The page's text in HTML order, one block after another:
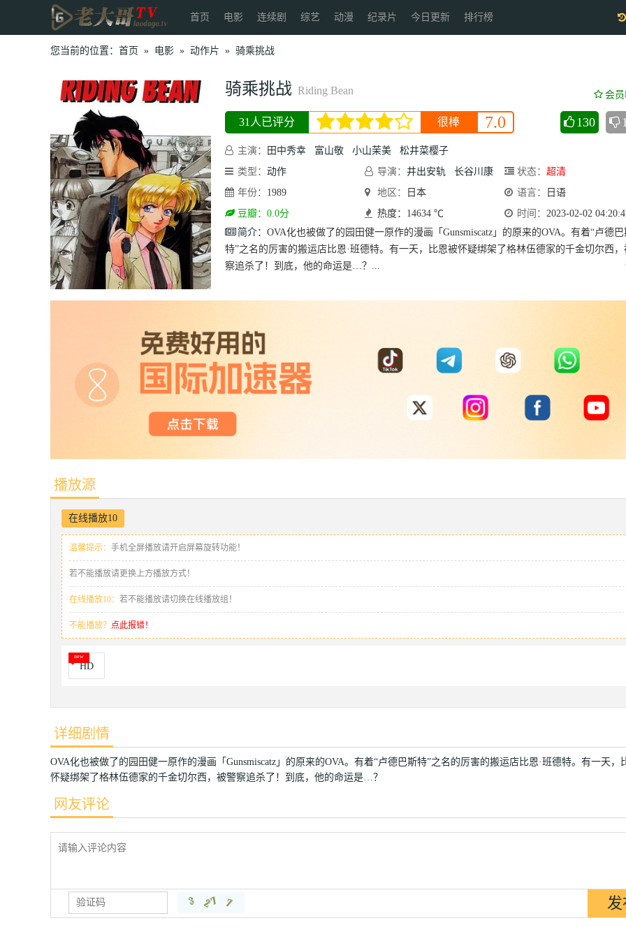
首页 电影 连续剧 综艺 动漫 纪录片 今日更新 排行榜
您当前的位置： 首页 » 电影 » 动作片 » 骑乘挑战
骑乘挑战 Riding Bean 会
31人已评分 很棒 7.0 130
主演： 田中秀幸 富山敬 小山茉美
松井菜樱子
类型： 动作 导演： 井出安轨
长谷川康
雄
状态： 超清
年份： 1989 地区： 日本 语言：
日语
豆瓣：0.0分
热度：14634 ℃ 时间： 2023-02-02
简介： OVA化也被做了的园田健一原作的漫画「Gunsmiscatz」的原来的OVA。有着“卢德巴
特”之名的厉害的搬运店比恩·班德特。有一天，比恩被怀疑绑架了格林伍德家的千金切尔西，
察追杀了！到底，他的命运是…？...
播放源
在线播放10
温馨提示： 手机全屏播放请开启屏幕旋转功能！
若不能播放请更换上方播放方式！
在线播放10： 若不能播放请切换在线播放组！
不能播放？ 点此报错！
HD
详细剧情
OVA化也被做了的园田健一原作的漫画「Gunsmiscatz」的原来的OVA。有着“卢德巴斯特”之名的厉害的搬运店比恩·班德特。有一天，
怀疑绑架了格林伍德家的千金切尔西，被警察追杀了！到底，他的命运是…？
网友评论